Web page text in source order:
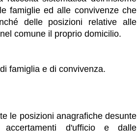
famiglie ed alle convivenze che
delle posizioni relative alle
comune il proprio domicilio.
famiglia e di convivenza.
le posizioni anagrafiche desunte
d'ufficio e dalle